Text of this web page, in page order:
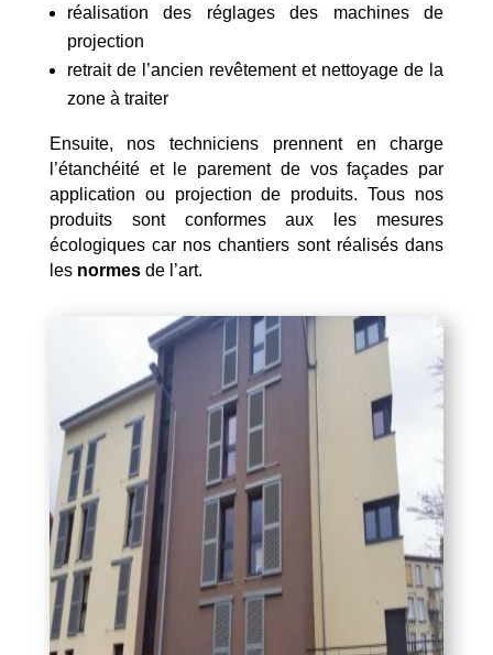
réalisation des réglages des machines de
projection
retrait de l’ancien revêtement et nettoyage de la
zone à traiter
Ensuite, nos techniciens prennent en charge
l’étanchéité et le parement de vos façades par
application ou projection de produits. Tous nos
produits sont conformes aux les mesures
écologiques car nos chantiers sont réalisés dans
les normesde l’art.
Mentions Légales Politique de Confidentialité